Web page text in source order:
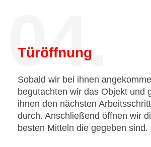
04.
Türöffnung
Sobald wir bei ihnen
begutachten wir das Objekt und
ihnen den nächsten
durch. Anschließend öffnen wir
besten Mitteln die gegeben sind.